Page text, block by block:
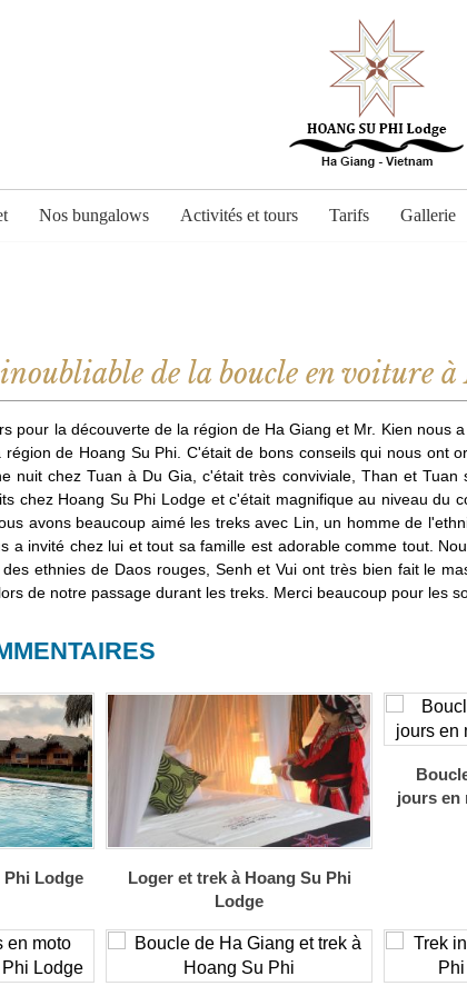
Nos bungalows Activités et tours Tarifs Gallerie
de la boucle en voiture
pour la découverte de la région de Ha Giang et Mr. Kien nous
de Hoang Su Phi. C'était de bons conseils qui nous ont
nuit chez Tuan à Du Gia, c'était très conviviale, Than et
chez Hoang Su Phi Lodge et c'était magnifique au niveau du
avons beaucoup aimé les treks avec Lin, un homme de
a invité chez lui et tout sa famille est adorable comme tout.
ethnies de Daos rouges, Senh et Vui ont très bien fait le
de notre passage durant les treks. Merci beaucoup pour les
Lodge
Loger et trek à Hoang Su Phi
Lodge
jours en